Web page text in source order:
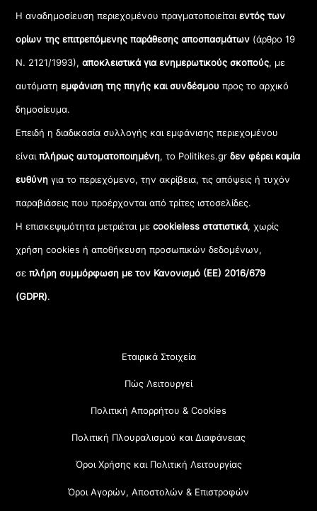
Η αναδημοσίευση περιεχομένου πραγματοποιείταιεντός των
ορίων της επιτρεπόμενης παράθεσης αποσπασμάτων (άρθρο 19
Ν. 2121/1993), αποκλειστικά για ενημερωτικούς σκοπούς, με
αυτόματηεμφάνιση της πηγής και συνδέσμου προς το αρχικό
δημοσίευμα.
Επειδή η διαδικασία συλλογής και εμφάνισης περιεχομένου
είναιπλήρως αυτοματοποιημένη, το Politikes.grδεν φέρει καμία
ευθύνη για το περιεχόμενο, την ακρίβεια, τις απόψεις ή τυχόν
παραβιάσεις που προέρχονται από τρίτες ιστοσελίδες.
Η επισκεψιμότητα μετριέται μεcookieless στατιστικά, χωρίς
χρήση cookies ή αποθήκευση προσωπικών δεδομένων,
σεπλήρη συμμόρφωση με τον Κανονισμό (ΕΕ) 2016/679
(GDPR).
Εταιρικά Στοιχεία
Πώς Λειτουργεί
Πολιτική Απορρήτου & Cookies
Πολιτική Πλουραλισμού και Διαφάνειας
Όροι Χρήσης και Πολιτική Λειτουργίας
Όροι Αγορών, Αποστολών & Επιστροφών